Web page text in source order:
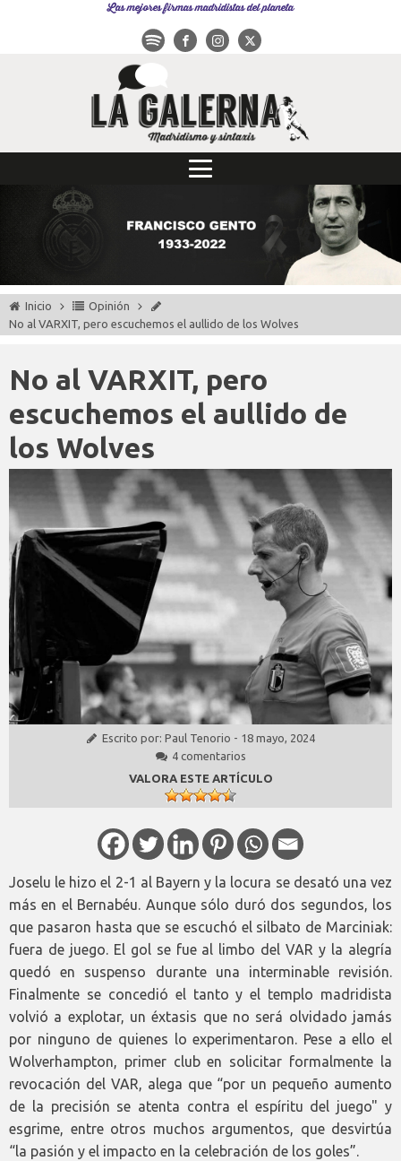
Las mejores firmas madridistas del planeta
Inicio
Opinión
No al VARXIT, pero escuchemos el aullido de los Wolves
No al VARXIT, pero
escuchemos el aullido de
los Wolves
Escrito por: Paul Tenorio - 18 mayo, 2024
4 comentarios
VALORA ESTE ARTÍCULO
Joselu le hizo el 2-1 al Bayern y la locura se desató una vez
más en el Bernabéu. Aunque sólo duró dos segundos, los
que pasaron hasta que se escuchó el silbato de Marciniak:
fuera de juego. El gol se fue al limbo del VAR y la alegría
quedó en suspenso durante una interminable revisión.
Finalmente se concedió el tanto y el templo madridista
volvió a explotar, un éxtasis que no será olvidado jamás
por ninguno de quienes lo experimentaron. Pese a ello el
Wolverhampton, primer club en solicitar formalmente la
revocación del VAR, alega que “por un pequeño aumento
de la precisión se atenta contra el espíritu del juego" y
esgrime, entre otros muchos argumentos, que desvirtúa
“la pasión y el impacto en la celebración de los goles”.